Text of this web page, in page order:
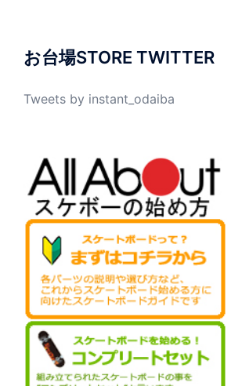
お台場STORE TWITTER
Tweets by instant_odaiba